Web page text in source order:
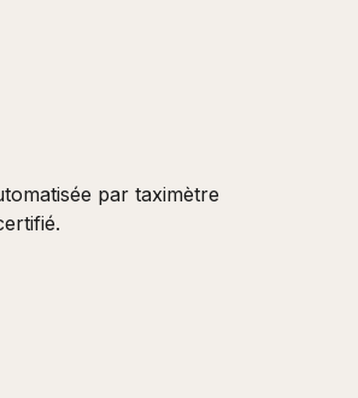
par taximètre